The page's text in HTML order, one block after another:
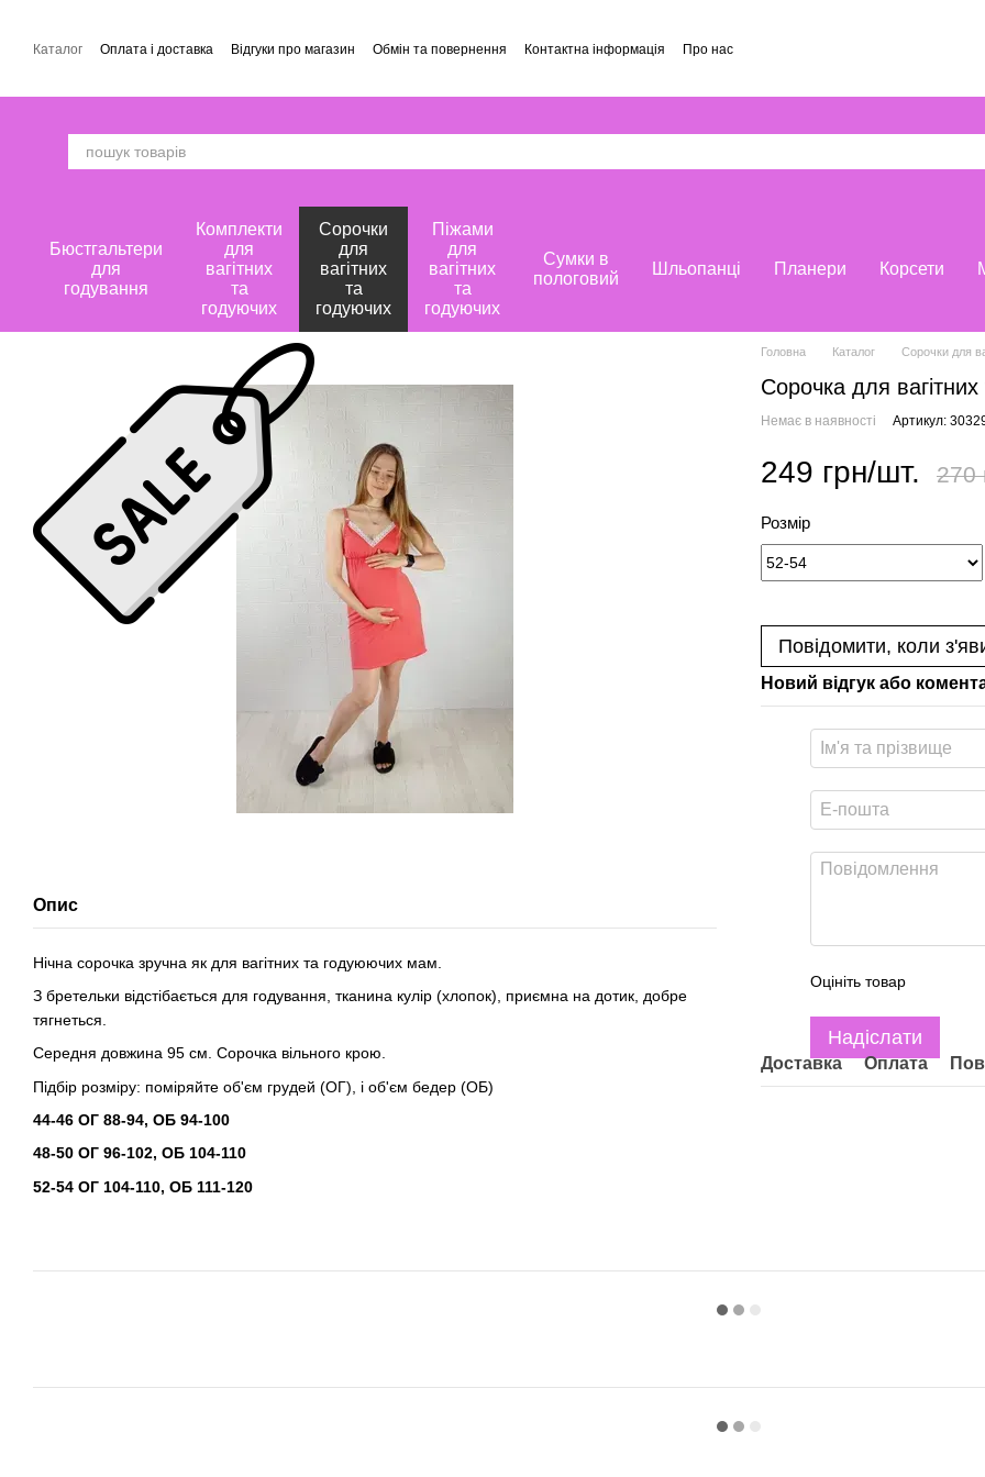
Каталог Оплата і доставка Відгуки про магазин Обмін та повернення Контактна інформація Про нас
Бюстгальтери
для
годування
Комплекти
для
вагітних
та
годуючих
Сорочки
для
вагітних
та
годуючих
Піжами
для
вагітних
та
годуючих
Сумки в
пологовий
Шльопанці Планери Корсети
Опис
Нічна сорочка зручна як для вагітних та годуюючих мам.
З бретельки відстібається для годування, тканина кулір (хлопок), приємна на дотик, добре
тягнеться.
Середня довжина 95 см. Сорочка вільного крою.
Підбір розміру: поміряйте об'єм грудей (ОГ), і об'єм бедер (ОБ)
44-46 ОГ 88-94, ОБ 94-100
48-50 ОГ 96-102, ОБ 104-110
52-54 ОГ 104-110, ОБ 111-120
Головна Каталог Сорочки для
Сорочка для
Немає в наявності Артикул:
249 грн/шт. 270
Розмір
Повідомити, коли
Новий відгук або
Оцініть товар
Надіслати
Доставка Оплата